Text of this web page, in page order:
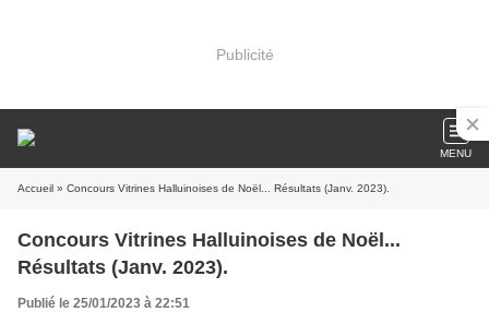
Publicité
MENU
Accueil » Concours Vitrines Halluinoises de Noël... Résultats (Janv. 2023).
Concours Vitrines Halluinoises de Noël...
Résultats (Janv. 2023).
Publié le 25/01/2023 à 22:51